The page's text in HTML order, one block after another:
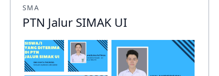
SMA
PTN Jalur SIMAK UI